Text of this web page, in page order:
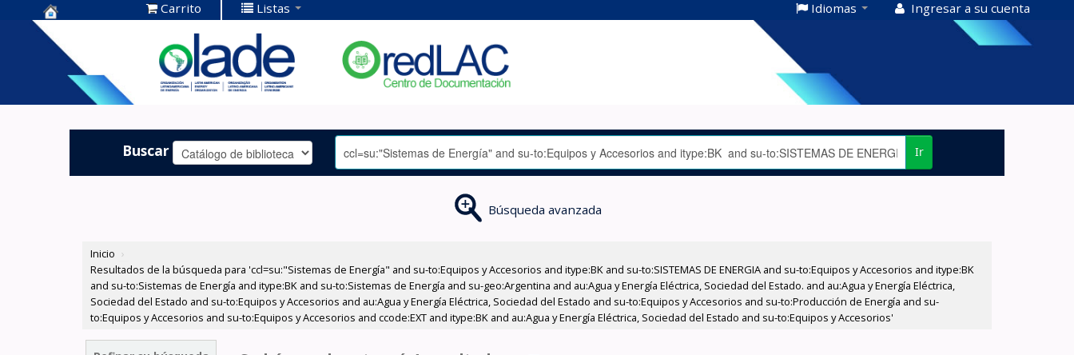
Centro de
Documentación
OLADE -
Carrito Listas Idiomas Ingresar a su cuenta
Buscar Ir
Búsqueda avanzada
Inicio ›
Resultados de la búsqueda para 'ccl=su:"Sistemas de Energía" and su-to:Equipos y Accesorios and itype:BK and su-to:SISTEMAS DE ENERGIA and su-to:Equipos y Accesorios and itype:BK
and su-to:Sistemas de Energía and itype:BK and su-to:Sistemas de Energía and su-geo:Argentina and au:Agua y Energía Eléctrica, Sociedad del Estado. and au:Agua y Energía Eléctrica,
Sociedad del Estado and su-to:Equipos y Accesorios and au:Agua y Energía Eléctrica, Sociedad del Estado and su-to:Equipos y Accesorios and su-to:Producción de Energía and su-
to:Equipos y Accesorios and su-to:Equipos y Accesorios and ccode:EXT and itype:BK and au:Agua y Energía Eléctrica, Sociedad del Estado and su-to:Equipos y Accesorios'